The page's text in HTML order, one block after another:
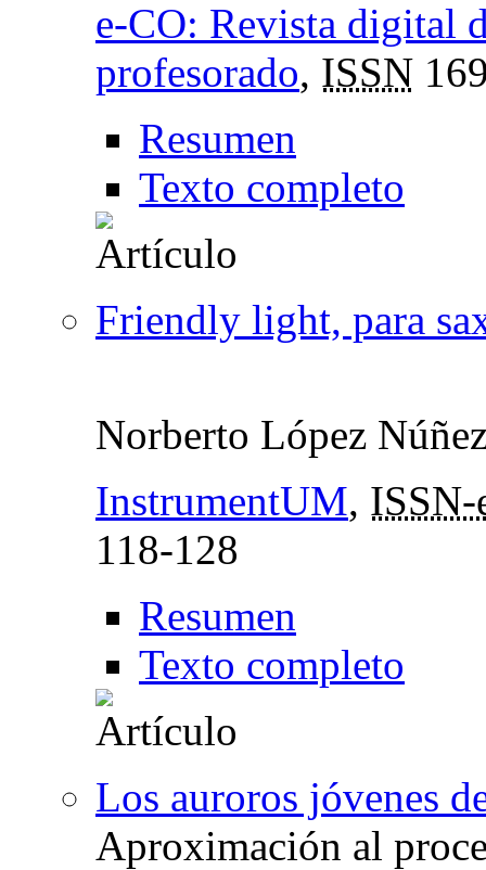
e-CO: Revista digital
profesorado, ISSN
Resumen
Texto completo
Friendly light, para
Norberto López
InstrumentUM, ISSN-
118-128
Resumen
Texto completo
Los auroros jóvenes
Aproximación al